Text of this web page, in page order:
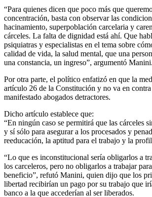
“Para quienes dicen que poco más que
concentración, basta con observar las
hacinamiento, superpoblación carcelaria y
cárceles. La falta de dignidad está ahí. Que
psiquiatras y especialistas en el tema sobre
calidad de vida, la salud mental, que una
una constancia, un ingreso”, argumentó Manini.
Por otra parte, el político enfatizó en que la
artículo 26 de la Constitución y no va en contra
manifestado abogados detractores.
Dicho artículo establece que:
“En ningún caso se permitirá que las cárceles
y sí sólo para asegurar a los procesados y
reeducación, la aptitud para el trabajo y la
“Lo que es inconstitucional sería obligarlos a
los carceleros, pero no obligarlos a trabajar
beneficio”, refutó Manini, quien dijo que los
libertad recibirían un pago por su trabajo que
banco a la que accederían al ser liberados.